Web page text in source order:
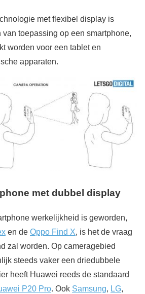
met flexibel display is
toepassing op een smartphone,
worden voor een tablet en
apparaten.
met dubbel display
werkelijkheid is geworden,
en de Oppo Find X, is het de vraag
zal worden. Op cameragebied
steeds vaker een driedubbele
heeft Huawei reeds de standaard
P20 Pro. Ook Samsung, LG,